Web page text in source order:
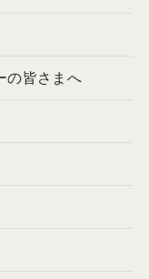
の皆さまへ